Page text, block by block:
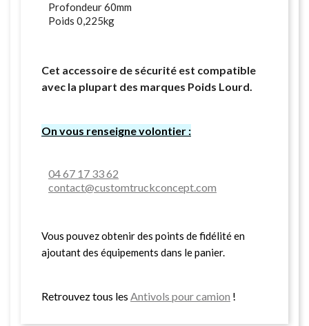
Profondeur 60mm
Poids 0,225kg
Cet accessoire de sécurité est compatible
avec la plupart des marques Poids Lourd.
On vous renseigne volontier :
04 67 17 33 62
contact@customtruckconcept.com
Vous pouvez obtenir des points de fidélité en
ajoutant des équipements dans le panier.
Retrouvez tous les Antivols pour camion !